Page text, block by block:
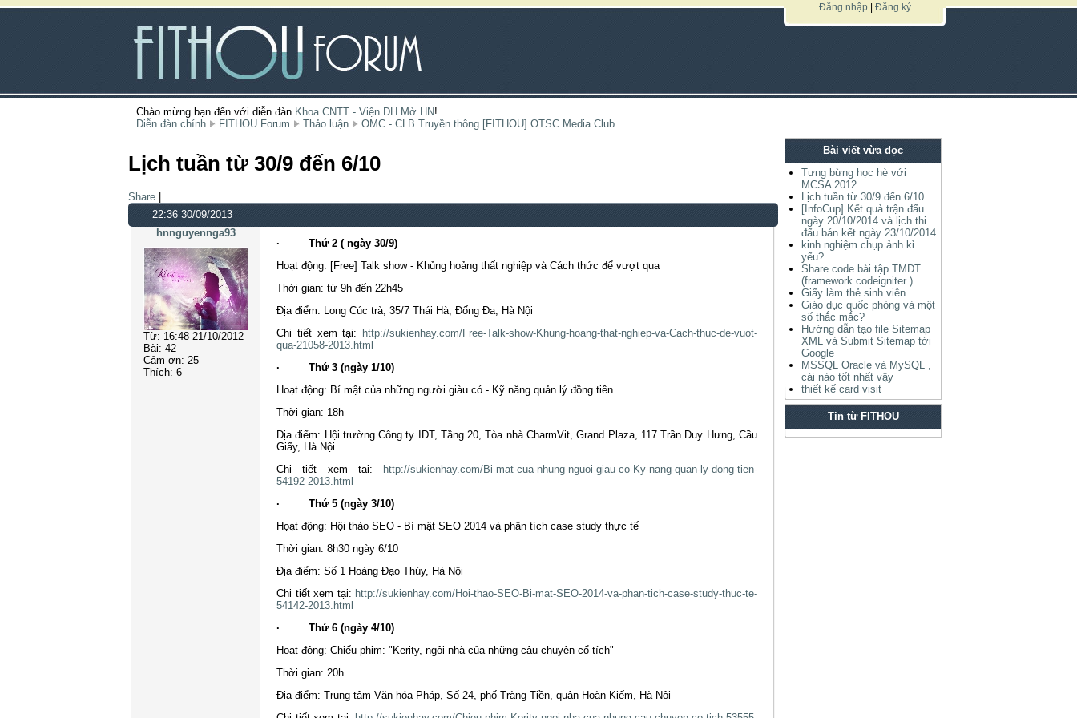
Đăng nhập| Đăng ký
Chào mừng bạn đến với diễn đàn Khoa CNTT - Viện ĐH Mở HN!
Diễn đàn chính
FITHOU Forum Thảo luận OMC - CLB Truyền thông [FITHOU] OTSC Media Club
Lịch tuần từ 30/9 đến 6/10
Share
22:36 30/09/2013
hnnguyennga93
Từ: 16:48 21/10/2012
Bài: 42
Cảm ơn: 25
Thích: 6
· Thứ 2 ( ngày 30/9)
Hoạt động: [Free] Talk show - Khủng hoảng thất nghiệp và Cách thức để vượt qua
Thời gian: từ 9h đến 22h45
Địa điểm: Long Cúc trà, 35/7 Thái Hà, Đống Đa, Hà Nội
Chi tiết xem tại:
http://sukienhay.com/Free-Talk-show-Khung-hoang-that-nghiep-va-Cach-thuc-de-vuot-
qua-21058-2013.html
· Thứ 3 (ngày 1/10)
Hoạt động: Bí mật của những người giàu có - Kỹ năng quản lý đồng tiền
Thời gian: 18h
Địa điểm: Hội trường Công ty IDT, Tầng 20, Tòa nhà CharmVit, Grand Plaza, 117 Trần Duy Hưng, Cầu
Giấy, Hà Nội
Chi tiết xem tại:
http://sukienhay.com/Bi-mat-cua-nhung-nguoi-giau-co-Ky-nang-quan-ly-dong-tien-
54192-2013.html
· Thứ 5 (ngày 3/10)
Họạt động: Hội thảo SEO - Bí mật SEO 2014 và phân tích case study thực tế
Thời gian: 8h30 ngày 6/10
Địa điểm: Số 1 Hoàng Đạo Thúy, Hà Nội
Chi tiết xem tại: http://sukienhay.com/Hoi-thao-SEO-Bi-mat-SEO-2014-va-phan-tich-case-study-thuc-te-
54142-2013.html
· Thứ 6 (ngày 4/10)
Hoạt động: Chiếu phim: "Kerity, ngôi nhà của những câu chuyện cổ tích"
Thời gian: 20h
Địa điểm: Trung tâm Văn hóa Pháp, Số 24, phố Tràng Tiền, quận Hoàn Kiếm, Hà Nội
Bài viết vừa đọc
Tưng bừng học hè với
MCSA 2012
Lịch tuần từ 30/9 đến 6/10
[InfoCup] Kết quả trận đấu
ngày 20/10/2014 và lịch thi
đấu bán kết ngày 23/10/2014
kinh nghiệm chụp ảnh kỉ
yếu?
Share code bài tập TMĐT
(framework codeigniter )
Giấy làm thẻ sinh viên
Giáo dục quốc phòng và một
số thắc mắc?
Hướng dẫn tạo file Sitemap
XML và Submit Sitemap tới
Google
MSSQL Oracle và MySQL ,
cái nào tốt nhất vậy
thiết kế card visit
Tin từ FITHOU